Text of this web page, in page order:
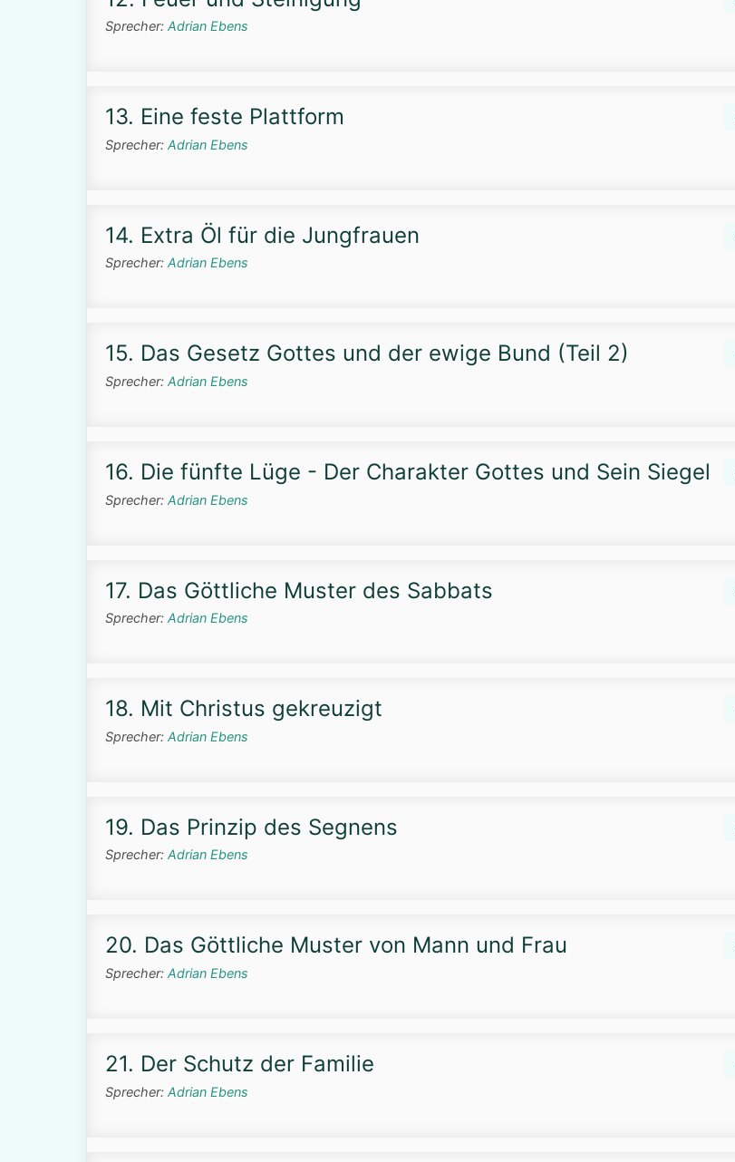
Sprecher: Adrian Ebens
13. Eine feste Plattform
Sprecher: Adrian Ebens
14. Extra Öl für die Jungfrauen
Sprecher: Adrian Ebens
15. Das Gesetz Gottes und der ewige Bund (Teil 2)
Sprecher: Adrian Ebens
16. Die fünfte Lüge - Der Charakter Gottes und Sein Siegel
Sprecher: Adrian Ebens
17. Das Göttliche Muster des Sabbats
Sprecher: Adrian Ebens
18. Mit Christus gekreuzigt
Sprecher: Adrian Ebens
19. Das Prinzip des Segnens
Sprecher: Adrian Ebens
20. Das Göttliche Muster von Mann und Frau
Sprecher: Adrian Ebens
21. Der Schutz der Familie
Sprecher: Adrian Ebens